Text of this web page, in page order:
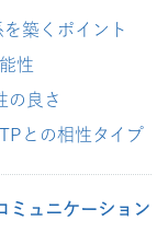
築くポイント
性
の良さ
との相性タイプ
ミュニケーション